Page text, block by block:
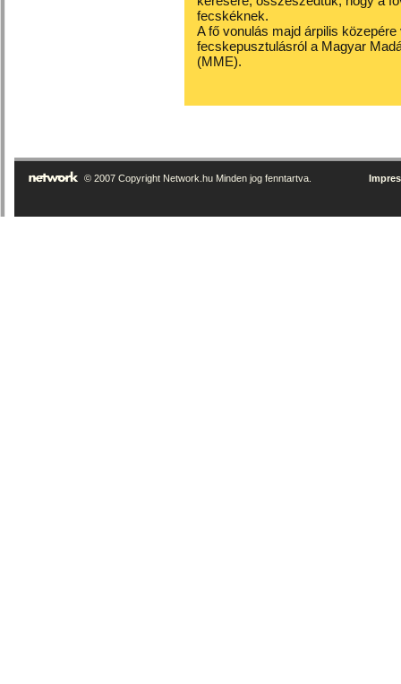
fecskéknek.
A fő vonulás majd árpilis
fecskepusztulásról a Magyar
(MME).
© 2007 Copyright Network.hu Minden jog fenntartva.